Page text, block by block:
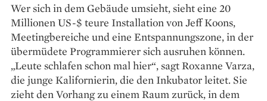
Wer sich in dem Gebäude umsieht, sieht eine 20
Millionen US-$ teure Installation von Jeff Koons,
Meetingbereiche und eine Entspannungszone, in der
übermüdete Programmierer sich ausruhen können.
„Leute schlafen schon mal hier“, sagt Roxanne Varza,
die junge Kalifornierin, die den Inkubator leitet. Sie
zieht den Vorhang zu einem Raum zurück, in dem